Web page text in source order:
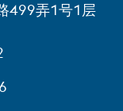
499弄1号1层